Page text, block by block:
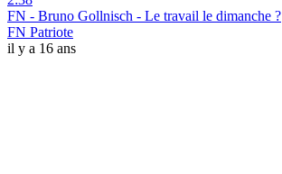
FN - Bruno Gollnisch - Le travail le dimanche ?
FN Patriote
il y a 16 ans